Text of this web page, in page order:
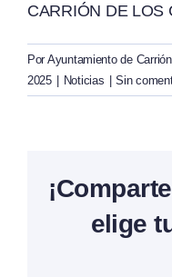
CARRIÓN DE LOS
Por Ayuntamiento de
2025
Noticias Sin
elige